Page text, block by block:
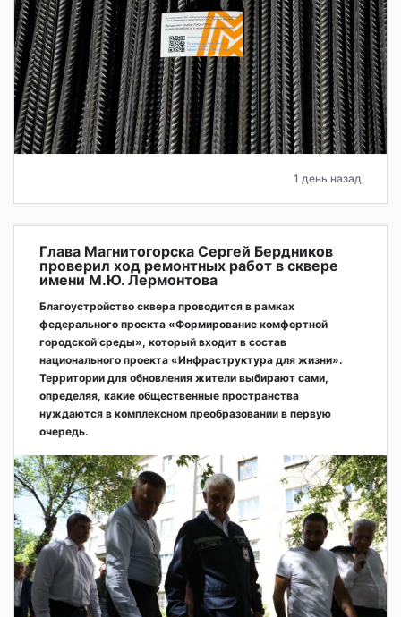
1 день назад
Глава Магнитогорска Сергей Бердников
проверил ход ремонтных работ в сквере
имени М.Ю. Лермонтова
Благоустройство сквера проводится в рамках
федерального проекта «Формирование комфортной
городской среды», который входит в состав
национального проекта «Инфраструктура для жизни».
Территории для обновления жители выбирают сами,
определяя, какие общественные пространства
нуждаются в комплексном преобразовании в первую
очередь.